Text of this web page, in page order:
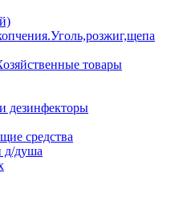
Уголь,розжиг,щепа
товары
дезинфекторы
средства
душа